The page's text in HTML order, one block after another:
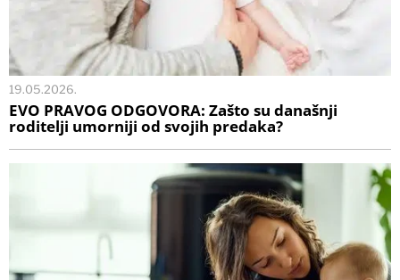
19.05.2026.
EVO PRAVOG ODGOVORA: Zašto su današnji
roditelji umorniji od svojih predaka?